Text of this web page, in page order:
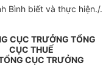
Bình biết và thực hiện./.
CỤC TRƯỞNG TỔNG
CỤC THUẾ
CỤC TRƯỞNG